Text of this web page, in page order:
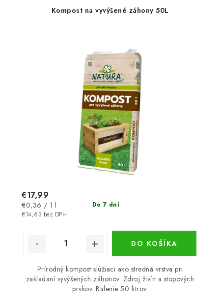
Kompost na vyvýšené záhony 50L
Do 7 dní
€14,63 bez DPH
€17,99
Jednotková
cena:
€0,36 / 1 l
DO KOŠÍKA
Prírodný kompost slúžiaci ako stredná vrstva pri
zakladaní vyvýšených záhonov. Zdroj živín a stopových
prvkov. Balenie 50 litrov.